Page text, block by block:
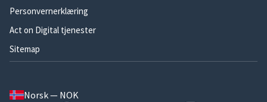
Personvernerklæring
Act on Digital tjenester
Sitemap
Norsk — NOK